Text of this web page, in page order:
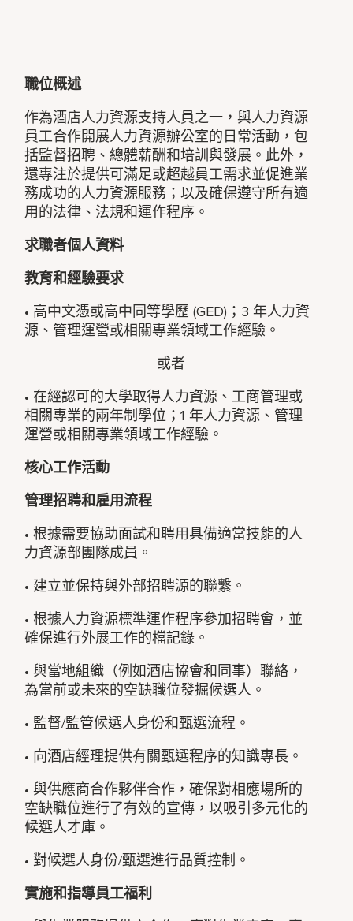
職位概述
作為酒店人力資源支持人員之一，與人力資源
員工合作開展人力資源辦公室的日常活動，包
括監督招聘、總體薪酬和培訓與發展。此外，
還專注於提供可滿足或超越員工需求並促進業
務成功的人力資源服務；以及確保遵守所有適
用的法律、法規和運作程序。
求職者個人資料
教育和經驗要求
• 高中文憑或高中同等學歷 (GED)；3 年人力資
源、管理運營或相關專業領域工作經驗。
或者
• 在經認可的大學取得人力資源、工商管理或
相關專業的兩年制學位；1 年人力資源、管理
運營或相關專業領域工作經驗。
核心工作活動
管理招聘和雇用流程
• 根據需要協助面試和聘用具備適當技能的人
力資源部團隊成員。
• 建立並保持與外部招聘源的聯繫。
• 根據人力資源標準運作程序參加招聘會，並
確保進行外展工作的檔記錄。
• 與當地組織（例如酒店協會和同事）聯絡，
為當前或未來的空缺職位發掘候選人。
• 監督/監管候選人身份和甄選流程。
• 向酒店經理提供有關甄選程序的知識專長。
• 與供應商合作夥伴合作，確保對相應場所的
空缺職位進行了有效的宣傳，以吸引多元化的
候選人才庫。
• 對候選人身份/甄選進行品質控制。
實施和指導員工福利